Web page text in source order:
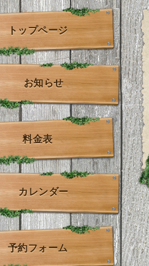
トップページ
お知らせ
料金表
カレンダー
予約フォーム